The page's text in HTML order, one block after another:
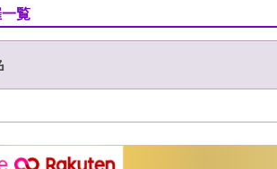
覧